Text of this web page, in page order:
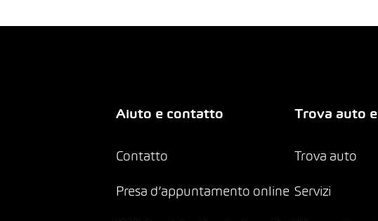
Aiuto e contatto
Contatto
Presa d’appuntamento online
Trova auto
Trova auto
Servizi